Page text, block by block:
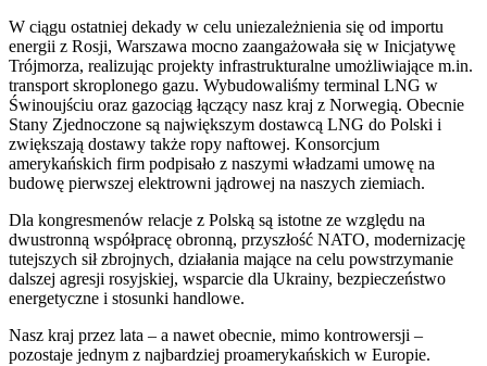
W ciągu ostatniej dekady w celu uniezależnienia się od importu
energii z Rosji, Warszawa mocno zaangażowała się w Inicjatywę
Trójmorza, realizując projekty infrastrukturalne umożliwiające m.in.
transport skroplonego gazu. Wybudowaliśmy terminal LNG w
Świnoujściu oraz gazociąg łączący nasz kraj z Norwegią. Obecnie
Stany Zjednoczone są największym dostawcą LNG do Polski i
zwiększają dostawy także ropy naftowej. Konsorcjum
amerykańskich firm podpisało z naszymi władzami umowę na
budowę pierwszej elektrowni jądrowej na naszych ziemiach.
Dla kongresmenów relacje z Polską są istotne ze względu na
dwustronną współpracę obronną, przyszłość NATO, modernizację
tutejszych sił zbrojnych, działania mające na celu powstrzymanie
dalszej agresji rosyjskiej, wsparcie dla Ukrainy, bezpieczeństwo
energetyczne i stosunki handlowe.
Nasz kraj przez lata – a nawet obecnie, mimo kontrowersji –
pozostaje jednym z najbardziej proamerykańskich w Europie.